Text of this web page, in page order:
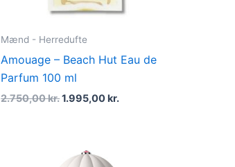
Mænd - Herredufte
Amouage – Beach Hut Eau de
Parfum 100 ml
2.750,00kr.1.995,00kr.